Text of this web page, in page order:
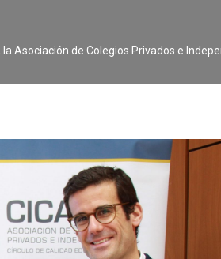
Asociación de Colegios Privados e